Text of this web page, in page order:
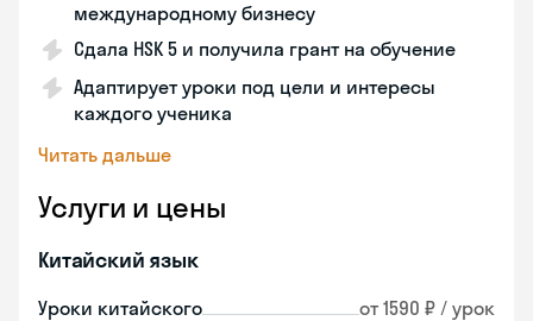
международному бизнесу
Сдала HSK 5 и получила грант на обучение
Адаптирует уроки под цели и интересы
каждого ученика
Читать дальше
Услуги и цены
Китайский язык
Уроки китайского от 1590 ₽ / урок